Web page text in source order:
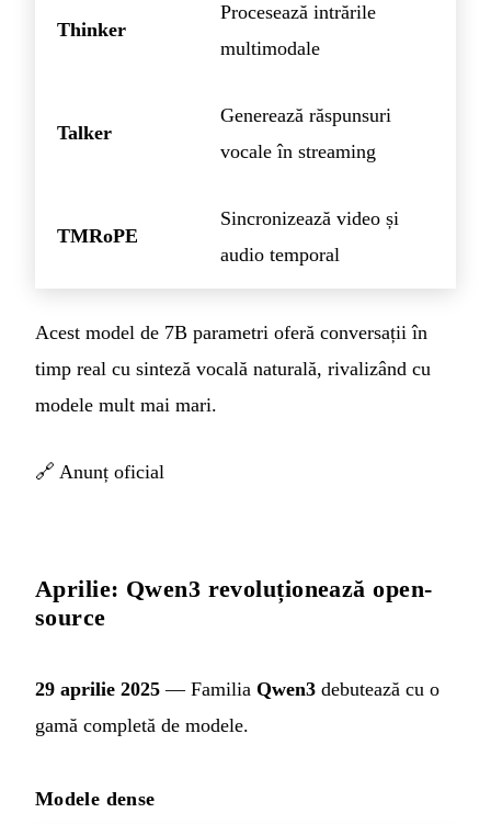
Thinker
Procesează intrările
multimodale
Talker
Generează răspunsuri
vocale în streaming
TMRoPE
Sincronizează video și
audio temporal
Acest model de 7B parametri oferă conversații în
timp real cu sinteză vocală naturală, rivalizând cu
modele mult mai mari.
🔗 Anunț oficial
Aprilie: Qwen3 revoluționează open-
source
29 aprilie 2025 — Familia Qwen3 debutează cu o
gamă completă de modele.
Modele dense